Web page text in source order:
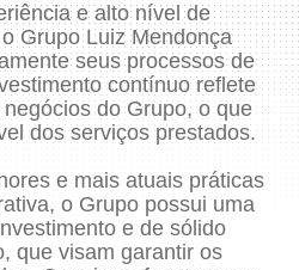
e alto nível de
Grupo Luiz Mendonça
seus processos de
contínuo reflete
do Grupo, o que
dos serviços prestados.
e mais atuais práticas
o Grupo possui uma
e de sólido
que visam garantir os